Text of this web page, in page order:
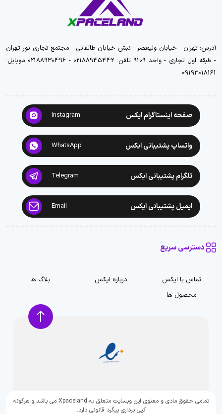
آدرس: تهران - خیابان ولیعصر - نبش خیابان طالقانی - مجتمع تجاری نور تهران
- طبقه اول تجاری - واحد 9109 تلفن: 02188945442 - 02188930496 موبایل:
09193018161
صفحه اینستاگرام ایکس Instagram
واتساپ پشتیبانی ایکس WhatsApp
تلگرام پشتیبانی ایکس Telegram
ایمیل پشتیبانی ایکس Email
دسترسی سریع
تماس با ایکس درباره ایکس
بلاگ ها
محصول ها
تمامی حقوق مادی و معنوی این وبسایت متعلق به Xpaceland می باشد و هرگونه
کپی برداری پیگرد قانونی دارد.